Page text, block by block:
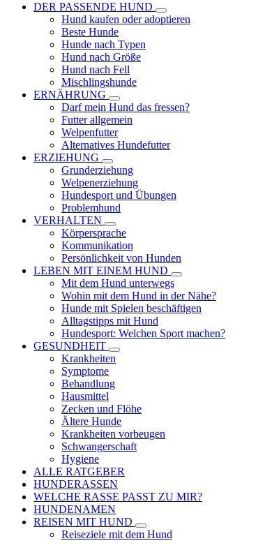
DER PASSENDE HUND
Hund kaufen oder adoptieren
Beste Hunde
Hunde nach Typen
Hund nach Größe
Hund nach Fell
Mischlingshunde
ERNÄHRUNG
Darf mein Hund das fressen?
Futter allgemein
Welpenfutter
Alternatives Hundefutter
ERZIEHUNG
Grunderziehung
Welpenerziehung
Hundesport und Übungen
Problemhund
VERHALTEN
Körpersprache
Kommunikation
Persönlichkeit von Hunden
LEBEN MIT EINEM HUND
Mit dem Hund unterwegs
Wohin mit dem Hund in der Nähe?
Hunde mit Spielen beschäftigen
Alltagstipps mit Hund
Hundesport: Welchen Sport machen?
GESUNDHEIT
Krankheiten
Symptome
Behandlung
Hausmittel
Zecken und Flöhe
Ältere Hunde
Krankheiten vorbeugen
Schwangerschaft
Hygiene
ALLE RATGEBER
HUNDERASSEN
WELCHE RASSE PASST ZU MIR?
HUNDENAMEN
REISEN MIT HUND
Reiseziele mit dem Hund